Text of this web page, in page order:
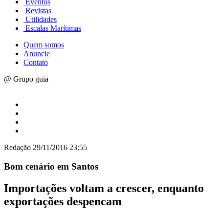
Eventos
Revistas
Utilidades
Escalas Marítimas
Quem somos
Anuncie
Contato
@ Grupo guia
Redação 29/11/2016 23:55
Bom cenário em Santos
Importações voltam a crescer, enquanto
exportações despencam